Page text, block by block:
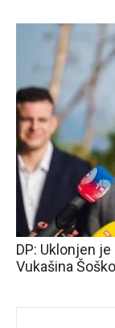
DP: Uklonjen
Vukašina